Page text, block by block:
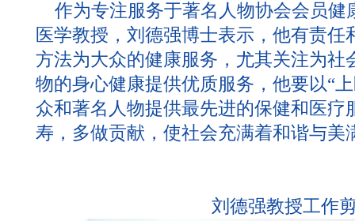
作为专注服务于著名人物协会会员健
医学教授，刘德强博士表示，他有责任
方法为大众的健康服务，尤其关注为社
物的身心健康提供优质服务，他要以“
众和著名人物提供最先进的保健和医疗
寿，多做贡献，使社会充满着和谐与美
刘德强教授工作